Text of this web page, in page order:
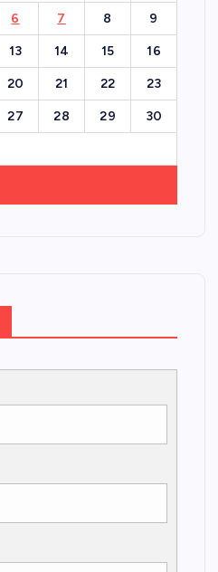
6 7 8 9
13 14 15 16
20 21 22 23
27 28 29 30